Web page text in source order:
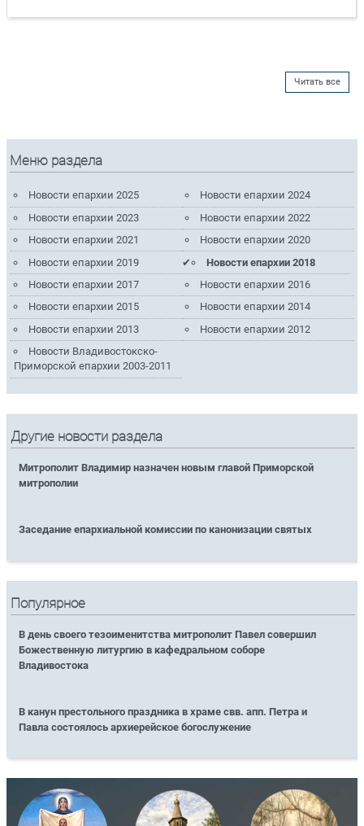
Читать все
Меню раздела
Новости епархии 2025
Новости епархии 2024
Новости епархии 2023
Новости епархии 2022
Новости епархии 2021
Новости епархии 2020
Новости епархии 2019
Новости епархии 2018
Новости епархии 2017
Новости епархии 2016
Новости епархии 2015
Новости епархии 2014
Новости епархии 2013
Новости епархии 2012
Новости Владивостокско-
Приморской епархии 2003-2011
Другие новости раздела
Митрополит Владимир назначен новым главой Приморской
митрополии
Заседание епархиальной комиссии по канонизации святых
Популярное
В день своего тезоименитства митрополит Павел совершил
Божественную литургию в кафедральном соборе
Владивостока
В канун престольного праздника в храме свв. апп. Петра и
Павла состоялось архиерейское богослужение